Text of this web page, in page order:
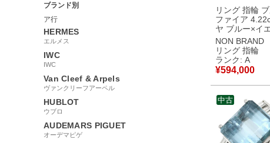
ブランド別
ア行
HERMES
エルメス
IWC
IWC
Van Cleef & Arpels
ヴァンクリーフアーペル
HUBLOT
ウブロ
AUDEMARS PIGUET
オーデマピゲ
リング 指輪
ファイア
ヤ ブルー×イエ
ゴールド×プラ
ルバー 青
チナ 18K 750
ザインリング
15号 【中古】
品
NON BRAND
リング 指輪
ランク: A
¥594,000
中古